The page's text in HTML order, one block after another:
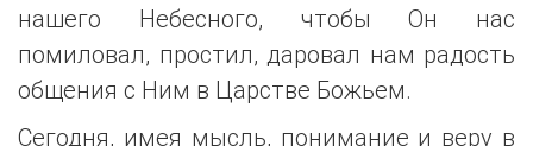
нашего Небесного, чтобы Он нас
помиловал, простил, даровал нам радость
общения с Ним в Царстве Божьем.
Сегодня, имея мысль, понимание и веру в